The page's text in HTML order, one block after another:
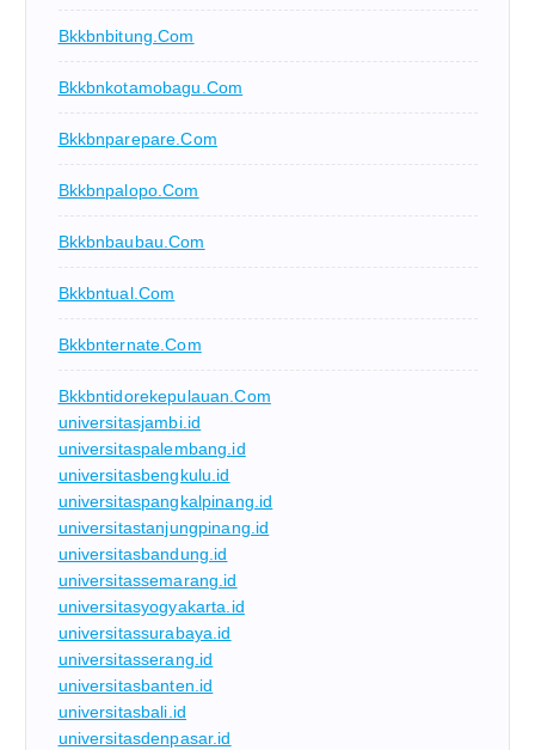
Bkkbnbitung.com
Bkkbnkotamobagu.com
Bkkbnparepare.com
Bkkbnpalopo.com
Bkkbnbaubau.com
Bkkbntual.com
Bkkbnternate.com
Bkkbntidorekepulauan.com
universitasjambi.id
universitaspalembang.id
universitasbengkulu.id
universitaspangkalpinang.id
universitastanjungpinang.id
universitasbandung.id
universitassemarang.id
universitasyogyakarta.id
universitassurabaya.id
universitasserang.id
universitasbanten.id
universitasbali.id
universitasdenpasar.id